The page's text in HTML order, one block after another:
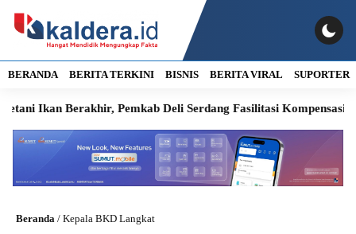
BERANDA BERITA TERKINI BISNIS BERITA VIRAL SUPORTER
Ikan Berakhir, Pemkab Deli Serdang Fasilitasi Kompensasi
Beranda / Kepala BKD Langkat